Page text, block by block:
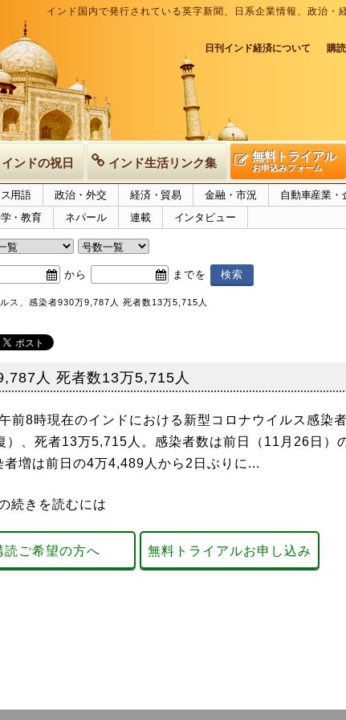
インド国内で発行されている英字新聞、日系企業情報、政治
日刊インド経済について 購
インドの祝日 インド生活リンク集 無料トライアル
お申込みフォーム
用語 政治・外交 経済・貿易 金融・市況
自動車産業・
・教育 ネパール 連載 インタビュー
から までを
ス、感染者930万9,787人 死者数13万5,715人
人 死者数13万5,715人
8時現在のインドにおける新型コロナウイルス感染者
、死者13万5,715人。感染者数は前日（11月26日）
増は前日の4万4,489人から2日ぶりに...
続きを読むには
読ご希望の方へ 無料トライアルお申し込み